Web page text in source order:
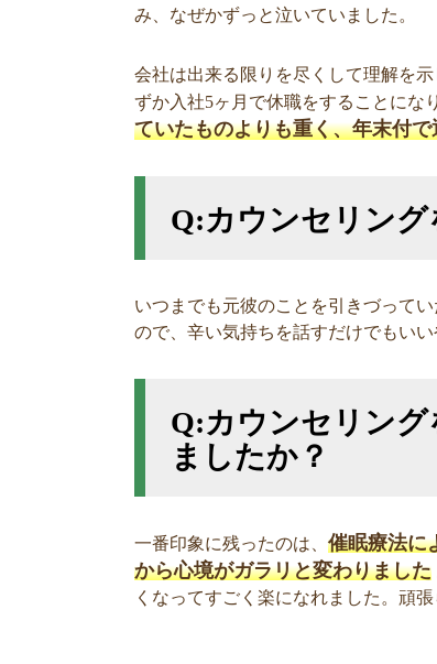
み、なぜかずっと泣いていました。
会社は出来る限りを尽くして理解を
ずか入社5ヶ月で休職をすることにな
ていたものよりも重く、年末付
Q:カウンセリン
いつまでも元彼のことを引きづって
ので、辛い気持ちを話すだけでもい
Q:カウンセリング
ましたか？
一番印象に残ったのは、 催眠療法に
から心境がガラリと変わりました
くなってすごく楽になれました。頑